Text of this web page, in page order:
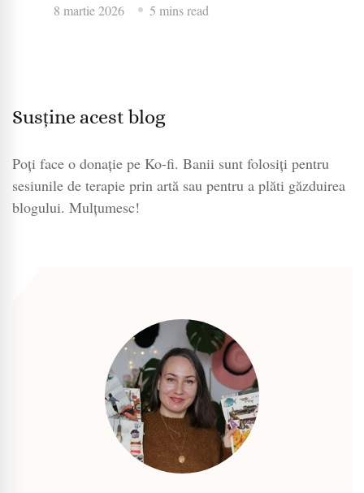
8 martie 2026 5 mins read
Susține acest blog
Poți face o donație pe Ko-fi. Banii sunt folosiți pentru
sesiunile de terapie prin artă sau pentru a plăti găzduirea
blogului. Mulțumesc!